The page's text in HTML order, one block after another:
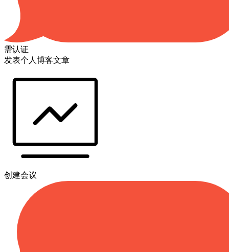
需认证
发表个人博客文章
创建会议